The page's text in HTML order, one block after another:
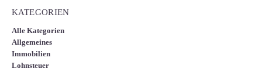
KATEGORIEN
Alle Kategorien
Allgemeines
Immobilien
Lohnsteuer